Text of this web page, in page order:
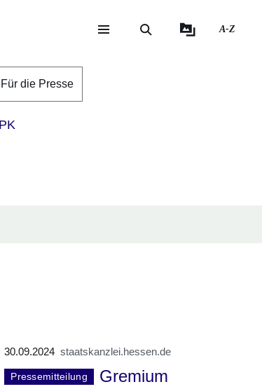
A-Z
Für die Presse
30.09.2024 staatskanzlei.hessen.de
Pressemitteilung
Gremium